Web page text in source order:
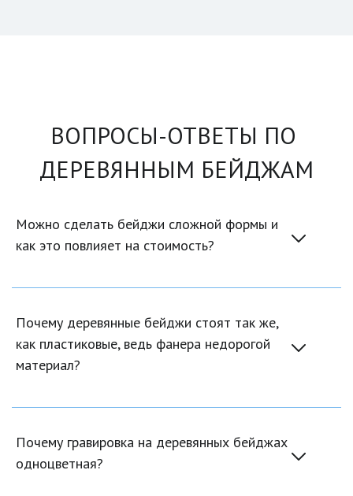
ВОПРОСЫ-ОТВЕТЫ ПО
ДЕРЕВЯННЫМ БЕЙДЖАМ
Можно сделать бейджи сложной формы и
как это повлияет на стоимость?
Почему деревянные бейджи стоят так же,
как пластиковые, ведь фанера недорогой
материал?
Почему гравировка на деревянных бейджах
одноцветная?